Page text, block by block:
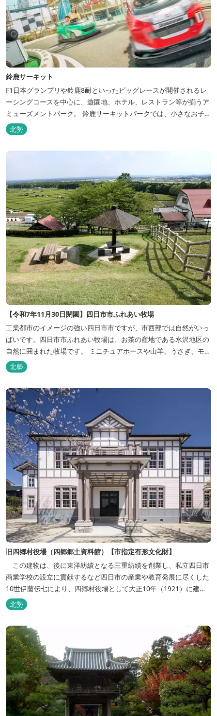
鈴鹿サーキット
F1日本グランプリや鈴鹿8耐といったビッグレースが開催されるレ
ーシングコースを中心に、遊園地、ホテル、レストラン等が揃うア
ミューズメントパーク。 鈴鹿サーキットパークでは、小さなお子さ
まがひとりで運転する事でバイクやクルマなど楽しみながら操る楽
しさを体験する事ができるアトラクションが豊富。
北勢
【令和7年11月30日閉園】四日市市ふれあい牧場
工業都市のイメージの強い四日市市ですが、市西部では自然がいっ
ぱいです。四日市市ふれあい牧場は、お茶の産地である水沢地区の
自然に囲まれた牧場です。 ミニチュアホースや山羊、うさぎ、モル
モットなどの小動物とふれあうことが出来ます。管理棟には売店を
併設しており、ソフトクリームやカフェオレが販売されています。
北勢
旧四郷村役場（四郷郷土資料館）【市指定有形文化財】
この建物は、後に東洋紡績となる三重紡績を創業し、私立四日市
商業学校の設立に貢献するなど四日市の産業や教育発展に尽くした
10世伊藤伝七により、四郷村役場として大正10年（1921）に建設
され、村に寄付されました。昭和18年（1943）、四日市市に統合
されて四日市市役所四郷出張所となり、昭和57年（1982）に文化
財指定を受けた後、四郷郷土資料館として活用されてきました。令
和3年度から令和4年...
北勢